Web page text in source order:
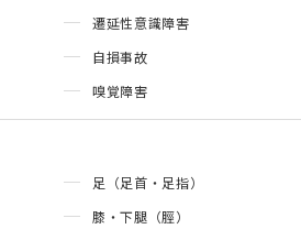
遷延性意識障害
自損事故
嗅覚障害
足（足首・足指）
膝・下腿（脛）